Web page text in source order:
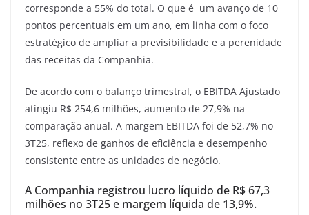
corresponde a 55% do total. O que é um avanço de 10
pontos percentuais em um ano, em linha com o foco
estratégico de ampliar a previsibilidade e a perenidade
das receitas da Companhia.
De acordo com o balanço trimestral, o EBITDA Ajustado
atingiu R$ 254,6 milhões, aumento de 27,9% na
comparação anual. A margem EBITDA foi de 52,7% no
3T25, reflexo de ganhos de eficiência e desempenho
consistente entre as unidades de negócio.
A Companhia registrou lucro líquido de R$ 67,3
milhões no 3T25 e margem líquida de 13,9%.